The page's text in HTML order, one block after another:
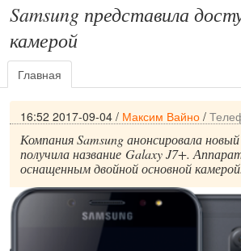
Samsung представила
камерой
Главная
16:52 2017-09-04 / Максим Вайно /
Компания Samsung анонсировала
получила название Galaxy J7+.
оснащенным двойной основной камерой.